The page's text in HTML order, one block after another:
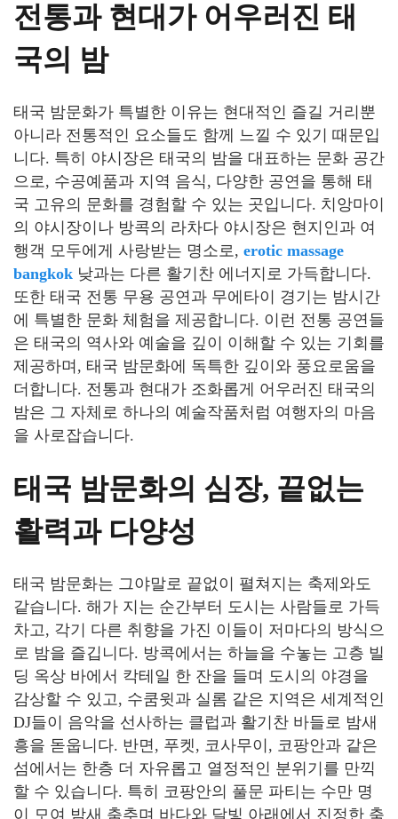
전통과 현대가 어우러진 태
국의 밤
태국 밤문화가 특별한 이유는 현대적인 즐길 거리뿐
아니라 전통적인 요소들도 함께 느낄 수 있기 때문입
니다. 특히 야시장은 태국의 밤을 대표하는 문화 공간
으로, 수공예품과 지역 음식, 다양한 공연을 통해 태
국 고유의 문화를 경험할 수 있는 곳입니다. 치앙마이
의 야시장이나 방콕의 라차다 야시장은 현지인과 여
행객 모두에게 사랑받는 명소로, erotic massage
bangkok 낮과는 다른 활기찬 에너지로 가득합니다.
또한 태국 전통 무용 공연과 무에타이 경기는 밤시간
에 특별한 문화 체험을 제공합니다. 이런 전통 공연들
은 태국의 역사와 예술을 깊이 이해할 수 있는 기회를
제공하며, 태국 밤문화에 독특한 깊이와 풍요로움을
더합니다. 전통과 현대가 조화롭게 어우러진 태국의
밤은 그 자체로 하나의 예술작품처럼 여행자의 마음
을 사로잡습니다.
태국 밤문화의 심장, 끝없는
활력과 다양성
태국 밤문화는 그야말로 끝없이 펼쳐지는 축제와도
같습니다. 해가 지는 순간부터 도시는 사람들로 가득
차고, 각기 다른 취향을 가진 이들이 저마다의 방식으
로 밤을 즐깁니다. 방콕에서는 하늘을 수놓는 고층 빌
딩 옥상 바에서 칵테일 한 잔을 들며 도시의 야경을
감상할 수 있고, 수쿰윗과 실롬 같은 지역은 세계적인
DJ들이 음악을 선사하는 클럽과 활기찬 바들로 밤새
흥을 돋웁니다. 반면, 푸켓, 코사무이, 코팡안과 같은
섬에서는 한층 더 자유롭고 열정적인 분위기를 만끽
할 수 있습니다. 특히 코팡안의 풀문 파티는 수만 명
이 모여 밤새 춤추며 바다와 달빛 아래에서 진정한 축